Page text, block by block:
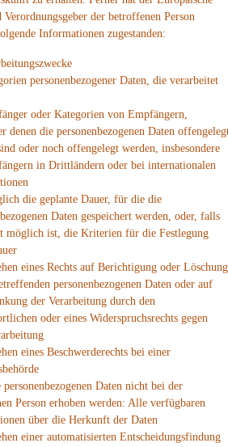
der betroffenen Person
Informationen zugestanden:
personenbezogener Daten, die verarbeitet
oder Kategorien von Empfängern,
denen die personenbezogenen Daten
oder noch offengelegt werden, insbesondere
in Drittländern oder bei internationalen
die geplante Dauer, für die die
Daten gespeichert werden, oder, falls
möglich ist, die Kriterien für die Festlegung
eines Rechts auf Berichtigung oder Löschung
personenbezogenen Daten oder auf
der Verarbeitung durch den
oder eines Widerspruchsrechts gegen
eines Beschwerderechts bei einer
personenbezogenen Daten nicht bei der
Person erhoben werden: Alle verfügbaren
über die Herkunft der Daten
einer automatisierten Entscheidungsfindung